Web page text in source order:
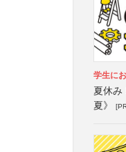
学生に
夏休み
夏》